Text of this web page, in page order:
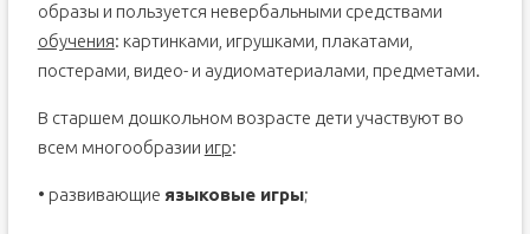
образы и пользуется невербальными средствами
обучения: картинками, игрушками, плакатами,
постерами, видео- и аудиоматериалами, предметами.
В старшем дошкольном возрасте дети участвуют во
всем многообразии игр:
• развивающие языковые игры;